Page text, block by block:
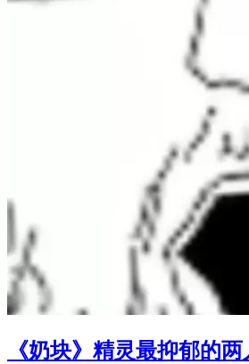
《奶块》精灵最抑郁的